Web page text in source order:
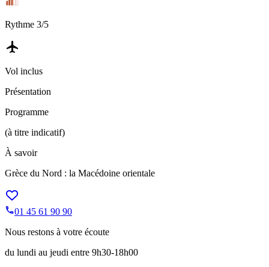
Rythme 3/5
Vol inclus
Présentation
Programme
(à titre indicatif)
À savoir
Grèce du Nord : la Macédoine orientale
01 45 61 90 90
Nous restons à votre écoute
du lundi au jeudi entre 9h30-18h00